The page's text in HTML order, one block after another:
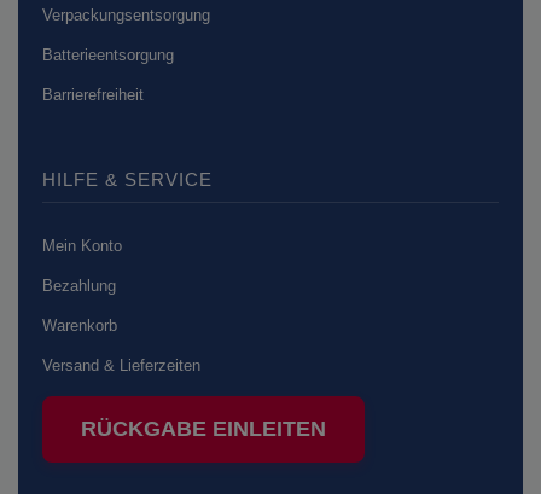
Verpackungsentsorgung
Batterieentsorgung
Barrierefreiheit
HILFE & SERVICE
Mein Konto
Bezahlung
Warenkorb
Versand & Lieferzeiten
RÜCKGABE EINLEITEN